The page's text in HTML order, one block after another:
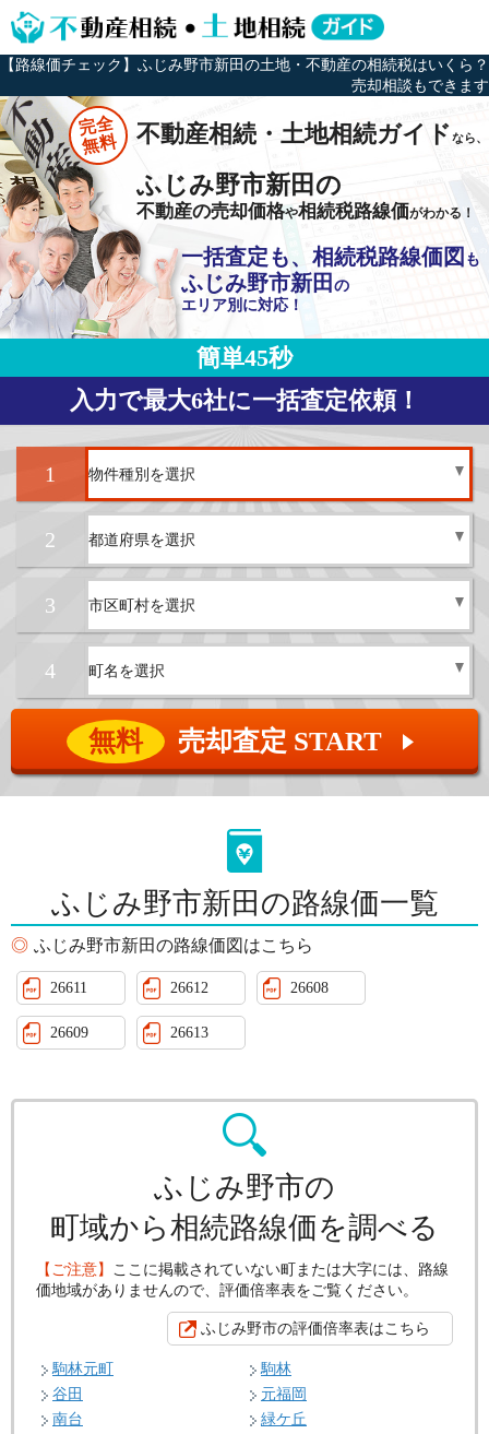
【路線価チェック】ふじみ野市新田の土地・不動産の相続税はいくら？
売却相談もできます
完全
無料 不動産相続・土地相続ガイドなら、
ふじみ野市新田の
不動産の売却価格や相続税路線価がわかる！
一括査定も、相続税路線価図 も
ふじみ野市新田 の
エリア別に対応！
簡単45秒
入力で最大6社に一括査定依頼！
1
2
3
4
無料 売却査定 START ▲
ふじみ野市新田の路線価一覧
ふじみ野市新田の路線価図はこちら
26611 26612 26608
26609 26613
ふじみ野市の
町域から相続路線価を調べる
【ご注意】 ここに掲載されていない町または大字には、路線
価地域がありませんので、評価倍率表をご覧ください。
ふじみ野市の評価倍率表はこちら
駒林元町
駒林
谷田
元福岡
南台
緑ケ丘